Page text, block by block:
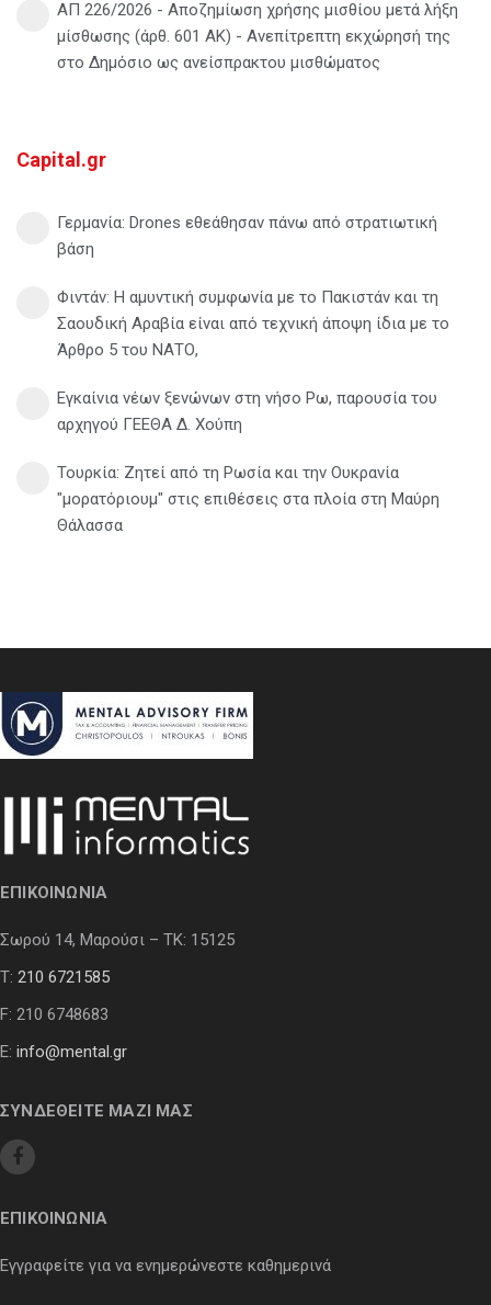
ΑΠ 226/2026 - Αποζημίωση χρήσης μισθίου μετά λήξη
μίσθωσης (άρθ. 601 ΑΚ) - Ανεπίτρεπτη εκχώρησή της
στο Δημόσιο ως ανείσπρακτου μισθώματος
Capital.gr
Γερμανία: Drones εθεάθησαν πάνω από στρατιωτική
βάση
Φιντάν: Η αμυντική συμφωνία με το Πακιστάν και τη
Σαουδική Αραβία είναι από τεχνική άποψη ίδια με τo
Άρθρο 5 του ΝΑΤΟ,
Εγκαίνια νέων ξενώνων στη νήσο Ρω, παρουσία του
αρχηγού ΓΕΕΘΑ Δ. Χούπη
Τουρκία: Ζητεί από τη Ρωσία και την Ουκρανία
"μορατόριουμ" στις επιθέσεις στα πλοία στη Μαύρη
Θάλασσα
ΕΠΙΚΟΙΝΩΝΙΑ
Σωρού 14, Μαρούσι – ΤΚ: 15125
Τ: 210 6721585
F: 210 6748683
E: info@mental.gr
ΣΥΝΔΕΘΕΙΤΕ ΜΑΖΙ ΜΑΣ
ΕΠΙΚΟΙΝΩΝΙΑ
Εγγραφείτε για να ενημερώνεστε καθημερινά